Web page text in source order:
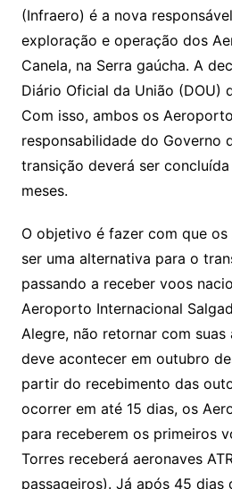
(Infraero) é a nova
exploração e operação dos
Canela, na Serra gaúcha. A
Diário Oficial da União (DOU)
Com isso, ambos os
responsabilidade do Governo
transição deverá ser
meses.
O objetivo é fazer com que
ser uma alternativa para o
passando a receber voos
Aeroporto Internacional
Alegre, não retornar com
deve acontecer em outubro
partir do recebimento das
ocorrer em até 15 dias, os
para receberem os primeiros
Torres receberá aeronaves
passageiros). Já após 45 dias